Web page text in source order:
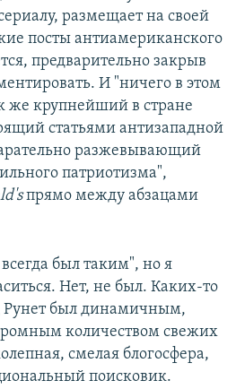
размещает на своей
посты антиамериканского
предварительно закрыв
И "ничего в этом
же крупнейший в стране
статьями антизападной
разжевывающий
патриотизма",
прямо между абзацами
был таким", но я
Нет, не был. Каких-то
Рунет был динамичным,
количеством свежих
смелая блогосфера,
поисковик.